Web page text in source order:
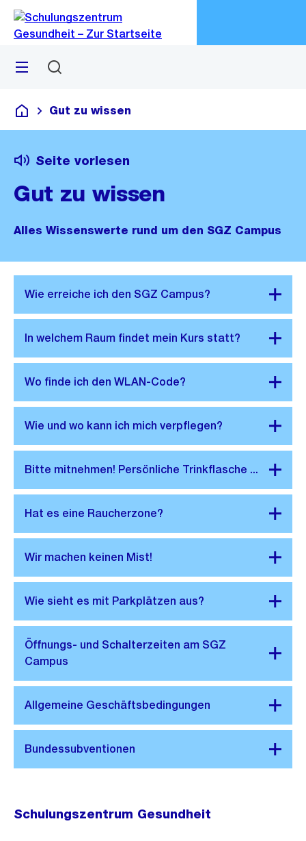
Navigation
Sprunglink
Menü
Schulungszentrum Gesundheit
Gut zu wissen
Seite vorlesen
Gut zu wissen
Alles Wissenswerte rund um den SGZ Campus
Schulungszentrum Gesundheit